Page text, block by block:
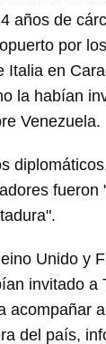
años de
por
Italia en
la habían
Venezuela.
fueron
Unido y
invitado a
acompañar
del país,